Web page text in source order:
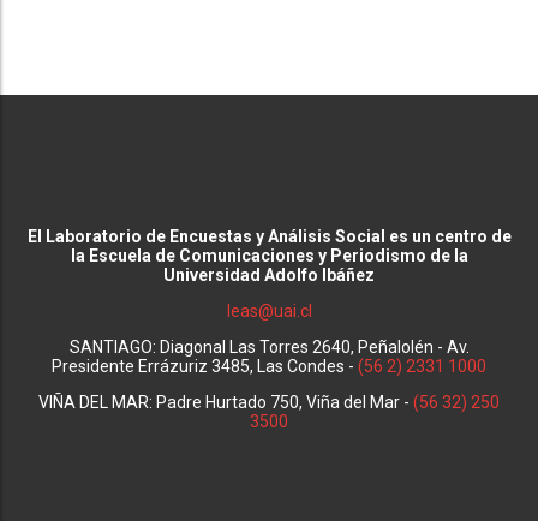
El Laboratorio de Encuestas y Análisis Social es un centro de
la Escuela de Comunicaciones y Periodismo de la
Universidad Adolfo Ibáñez
leas@uai.cl
SANTIAGO: Diagonal Las Torres 2640, Peñalolén - Av.
Presidente Errázuriz 3485, Las Condes - (56 2) 2331 1000
VIÑA DEL MAR: Padre Hurtado 750, Viña del Mar - (56 32) 250
3500